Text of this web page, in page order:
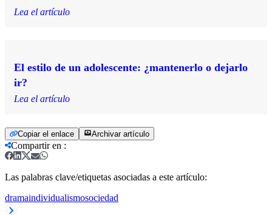
Lea el artículo
El estilo de un adolescente: ¿mantenerlo o dejarlo
ir?
Lea el artículo
Copiar el enlace Archivar artículo
Compartir en :
Las palabras clave/etiquetas asociadas a este artículo:
dramaindividualismosociedad